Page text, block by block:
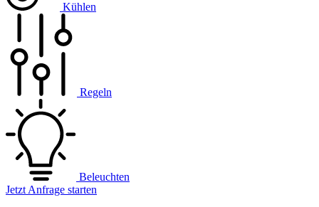
Kühlen
Regeln
Beleuchten
Jetzt Anfrage starten